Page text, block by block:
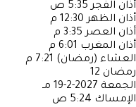
أذان الفجر 5:35 ص
أذان الظهر 12:30 م
أذان العصر 3:35 م
أذان المغرب 6:01 م
العشاء (رمضان) 7:21 م
رمضان 12
الجمعة 2027-2-19 مـ
الإمساك 5:24 ص